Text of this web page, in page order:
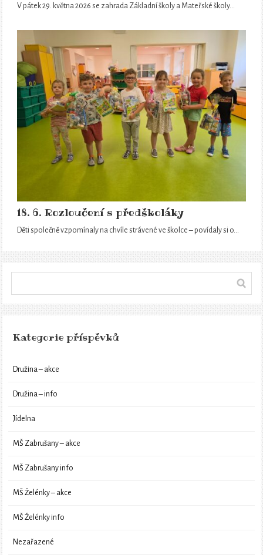
V pátek 29. května 2026 se zahrada Základní školy a Mateřské školy…
18. 6. Rozloučení s předškoláky
Děti společně vzpomínaly na chvíle strávené ve školce – povídaly si o…
Kategorie příspěvků
Družina – akce
Družina – info
Jídelna
MŠ Zabrušany – akce
MŠ Zabrušany info
MŠ Želénky – akce
MŠ Želénky info
Nezařazené